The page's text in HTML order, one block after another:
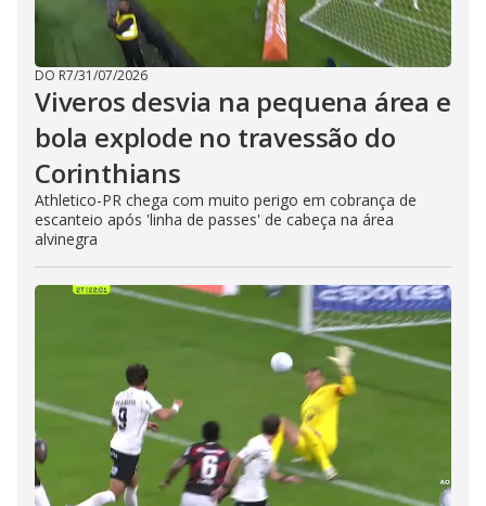
DO R7/31/07/2026
Viveros desvia na pequena área e
bola explode no travessão do
Corinthians
Athletico-PR chega com muito perigo em cobrança de
escanteio após 'linha de passes' de cabeça na área
alvinegra